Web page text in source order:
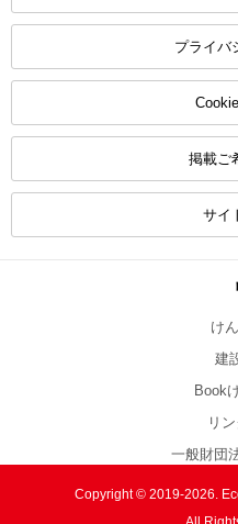
プライバ
掲載ご
サイ
け
建
Book
リ
一般財団
Copyright © 2019-2026.